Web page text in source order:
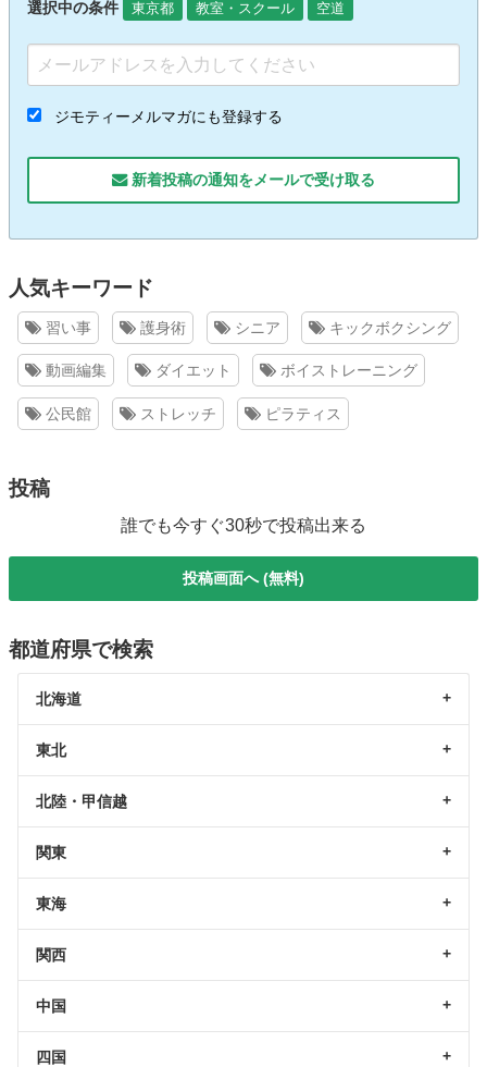
選択中の条件 東京都 教室・スクール 空道
ジモティーメルマガにも登録する
新着投稿の通知をメールで受け取る
人気キーワード
習い事 護身術 シニア キックボクシング
動画編集 ダイエット ボイストレーニング
公民館 ストレッチ ピラティス
投稿
誰でも今すぐ30秒で投稿出来る
投稿画面へ (無料)
都道府県で検索
北海道
東北
北陸・甲信越
関東
東海
関西
中国
四国